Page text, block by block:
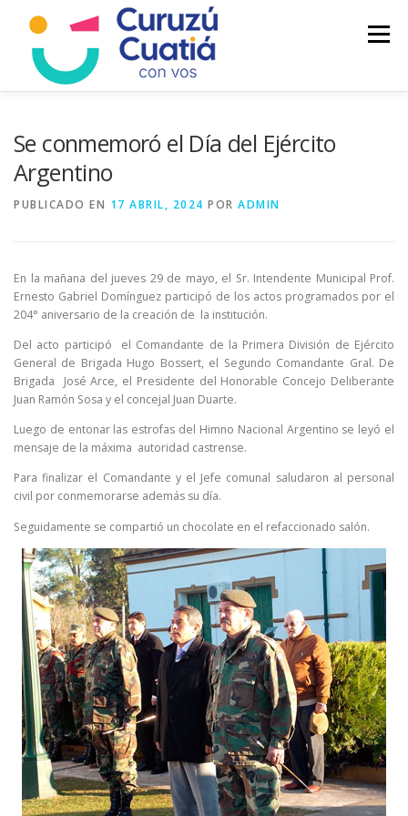
contenido
Menú
Se conmemoró el Día del Ejército
Argentino
PUBLICADO EN 17 ABRIL, 2024 POR ADMIN
En la mañana del jueves 29 de mayo, el Sr. Intendente Municipal Prof.
Ernesto Gabriel Domínguez participó de los actos programados por el
204° aniversario de la creación de la institución.
Del acto participó el Comandante de la Primera División de Ejército
General de Brigada Hugo Bossert, el Segundo Comandante Gral. De
Brigada José Arce, el Presidente del Honorable Concejo Deliberante
Juan Ramón Sosa y el concejal Juan Duarte.
Luego de entonar las estrofas del Himno Nacional Argentino se leyó el
mensaje de la máxima autoridad castrense.
Para finalizar el Comandante y el Jefe comunal saludaron al personal
civil por conmemorarse además su día.
Seguidamente se compartió un chocolate en el refaccionado salón.